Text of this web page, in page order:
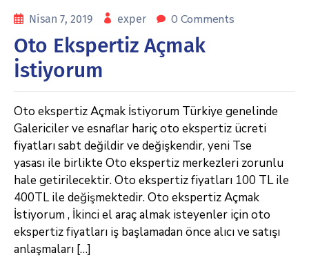
Nisan 7, 2019 exper 0 Comments
Oto Ekspertiz Açmak
İstiyorum
Oto ekspertiz Açmak İstiyorum Türkiye genelinde
Galericiler ve esnaflar hariç oto ekspertiz ücreti
fiyatları sabt değildir ve değişkendir, yeni Tse
yasası ile birlikte Oto ekspertiz merkezleri zorunlu
hale getirilecektir. Oto ekspertiz fiyatları 100 TL ile
400TL ile değişmektedir. Oto ekspertiz Açmak
İstiyorum , İkinci el araç almak isteyenler için oto
ekspertiz fiyatları iş başlamadan önce alıcı ve satışı
anlaşmaları […]